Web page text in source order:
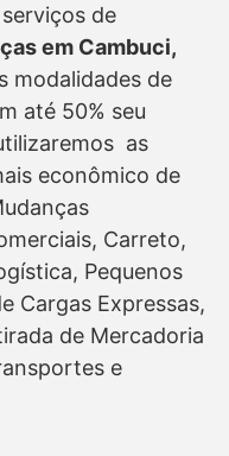
de
em Cambuci,
modalidades de
até 50% seu
as
econômico de
Carreto,
Pequenos
Cargas Expressas,
de Mercadoria
e